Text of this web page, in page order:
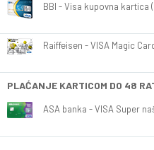
BBI - Visa kupovna kartica
Raiffeisen - VISA Magic
PLAĆANJE KARTICOM DO 48
ASA banka - VISA Super